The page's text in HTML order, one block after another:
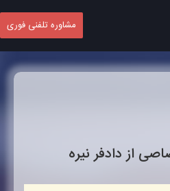
مشاوره تلفنی فوری
از دادفرنیره